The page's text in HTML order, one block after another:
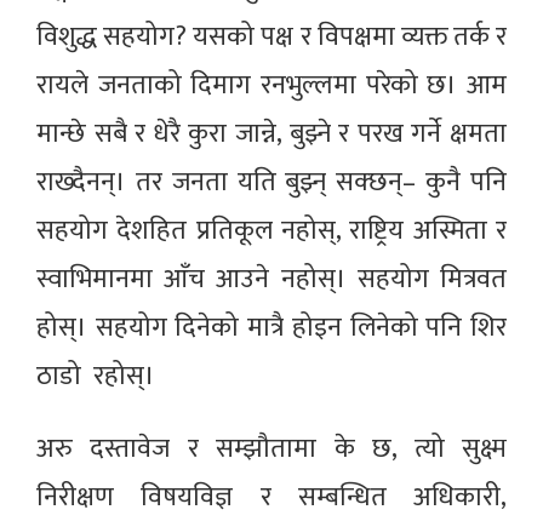
विशुद्ध सहयोग? यसको पक्ष र विपक्षमा व्यक्त तर्क र
रायले जनताको दिमाग रनभुल्लमा परेको छ। आम
मान्छे सबै र धेरै कुरा जान्ने, बुझ्ने र परख गर्ने क्षमता
राख्दैनन्। तर जनता यति बुझ्न् सक्छन्– कुनै पनि
सहयोग देशहित प्रतिकूल नहोस्, राष्ट्रिय अस्मिता र
स्वाभिमानमा आँच आउने नहोस्। सहयोग मित्रवत
होस्। सहयोग दिनेको मात्रै होइन लिनेको पनि शिर
ठाडो रहोस्।
अरु दस्तावेज र सम्झौतामा के छ, त्यो सुक्ष्म
निरीक्षण विषयविज्ञ र सम्बन्धित अधिकारी,